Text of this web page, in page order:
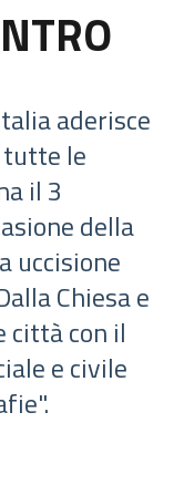
aderisce
le
il 3
della
uccisione
Chiesa e
città con il
e civile